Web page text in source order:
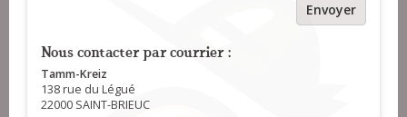
Envoyer
Nous contacter par courrier :
Tamm-Kreiz
138 rue du Légué
22000 SAINT-BRIEUC